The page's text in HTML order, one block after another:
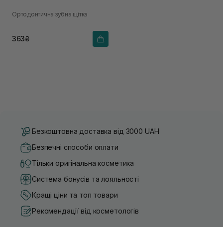
Ортодонтична зубна щітка
363₴
Безкоштовна доставка від 3000 UAH
Безпечні способи оплати
Тільки оригінальна косметика
Система бонусів та лояльності
Кращі ціни та топ товари
Рекомендації від косметологів